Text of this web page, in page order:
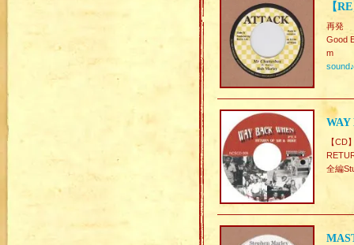
【
再発
Good
m
sound♪
WAY
【CD
全編